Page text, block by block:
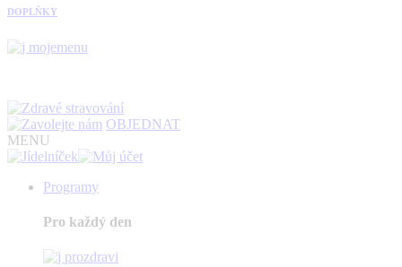
DOPLŇKY
OBJEDNAT
MENU
Programy
Pro každý den